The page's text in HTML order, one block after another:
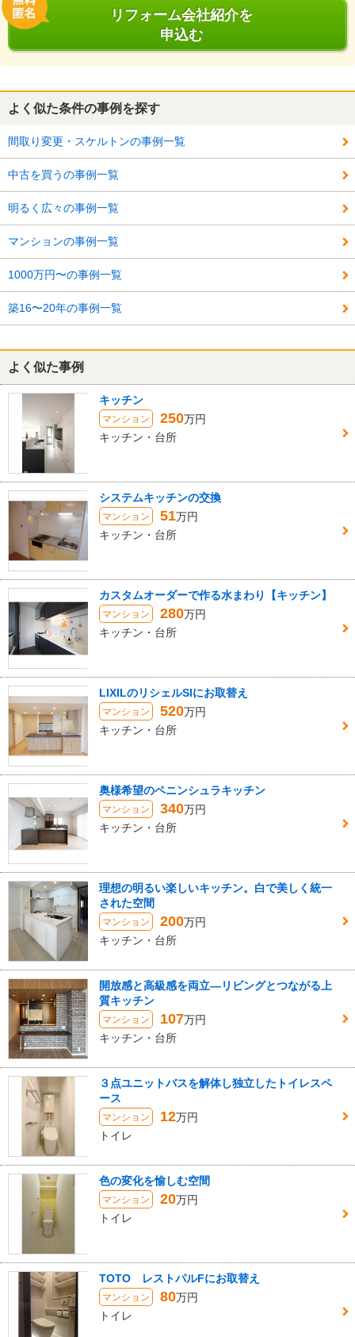
リフォーム会社紹介を
申込む
よく似た条件の事例を探す
間取り変更・スケルトンの事例一覧
中古を買うの事例一覧
明るく広々の事例一覧
マンションの事例一覧
1000万円〜の事例一覧
築16〜20年の事例一覧
よく似た事例
キッチン
マンション 250万円
キッチン・台所
システムキッチンの交換
マンション 51万円
キッチン・台所
カスタムオーダーで作る水まわり【キッチン】
マンション 280万円
キッチン・台所
LIXILのリシェルSIにお取替え
マンション 520万円
キッチン・台所
奥様希望のペニンシュラキッチン
マンション 340万円
キッチン・台所
理想の明るい楽しいキッチン。白で美しく統一
された空間
マンション 200万円
キッチン・台所
開放感と高級感を両立―リビングとつながる上
質キッチン
マンション 107万円
キッチン・台所
３点ユニットバスを解体し独立したトイレスペ
ース
マンション 12万円
トイレ
色の変化を愉しむ空間
マンション 20万円
トイレ
TOTO レストパルFにお取替え
マンション 80万円
トイレ